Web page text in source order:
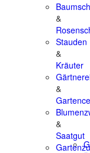
&
Stauden
&
Kräuter
&
&
Saatgut